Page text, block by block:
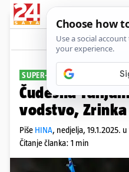
SUPER-G U CORTINNI
Čudesna
vodstvo,
Piše HINA, nedjelja, 19.1.2025.
Čitanje članka: 1 min